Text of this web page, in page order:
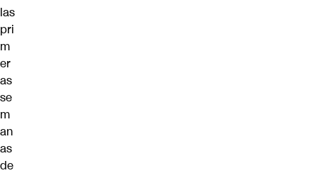
las
pri
m
er
as
se
m
an
as
de